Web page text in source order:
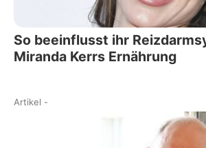
So beeinflusst ihr
Miranda Kerrs Ernährung
Artikel -